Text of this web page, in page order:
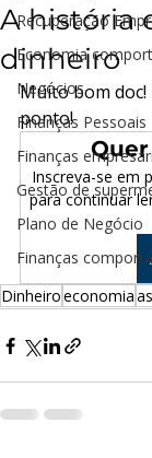
Recuperação
Economia
Negócios
Finanças Pessoais
Finanças
Gestão de
Plano de Negócio
Finanças
A história
dinheiro
Muito bom
ponto!
Inscreva-se em
para continuar
Dinheiroeconomia